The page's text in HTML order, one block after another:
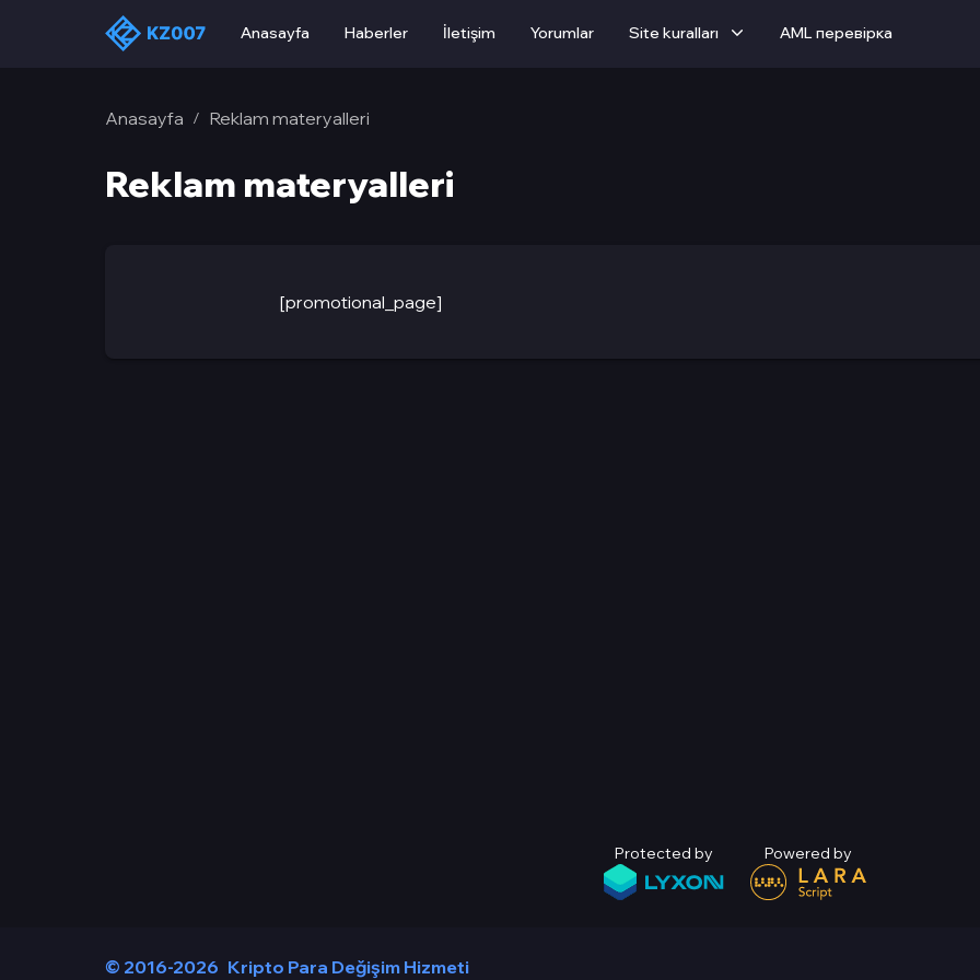
Anasayfa Haberler İletişim Yorumlar Site kuralları AML перевірка
Anasayfa / Reklam materyalleri
Reklam materyalleri
[promotional_page]
Protected by Powered by
© 2016-2026 Kripto Para Değişim Hizmeti